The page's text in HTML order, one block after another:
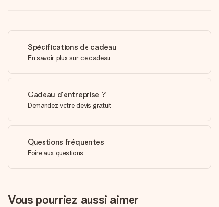
Spécifications de cadeau
En savoir plus sur ce cadeau
Cadeau d'entreprise ?
Demandez votre devis gratuit
Questions fréquentes
Foire aux questions
Vous pourriez aussi aimer